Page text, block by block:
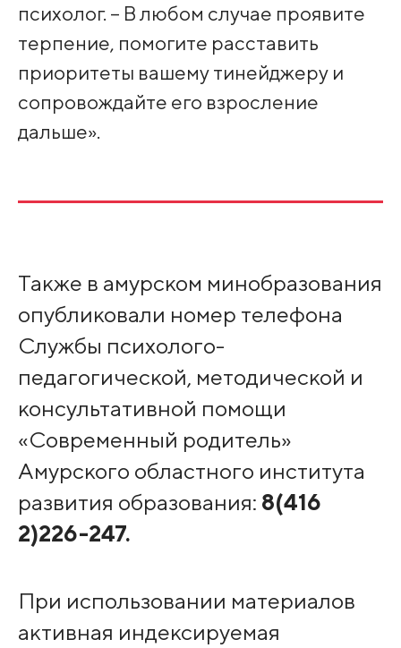
психолог. – В любом случае проявите
терпение, помогите расставить
приоритеты вашему тинейджеру и
сопровождайте его взросление
дальше».
Также в амурском минобразования
опубликовали номер телефона
Службы психолого-
педагогической, методической и
консультативной помощи
«Современный родитель»
Амурского областного института
развития образования: 8(416
2)226-247.
При использовании материалов
активная индексируемая